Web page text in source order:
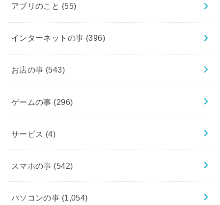
アプリのこと (55)
インターネットの事 (396)
お店の事 (543)
ゲームの事 (296)
サービス (4)
スマホの事 (542)
パソコンの事 (1,054)